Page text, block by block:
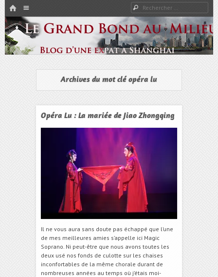
HOME
PASSER AU CONTENU
Rechercher
Le Grand Bond Au Milieu
Expat à Shanghai en famille – Vivre en Chine – Blog
Archives du mot clé opéra lu
Opéra Lu : La mariée de Jiao Zhongqing
Il ne vous aura sans doute pas échappé que l’une
de mes meilleures amies s’appelle ici Magic
Soprano. Ni peut-être que nous avons toutes les
deux usé nos fonds de culotte sur les chaises
inconfortables de la même chorale durant de
nombreuses années au temps où j’étais moi-